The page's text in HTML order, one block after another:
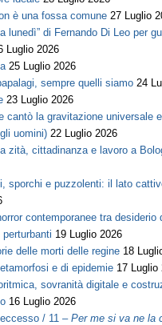
è una fossa comune 27 Luglio
lunedì” di Fernando Di Leo per
Luglio 2026
25 Luglio 2026
sempre quelli siamo 24
23 Luglio 2026
cantò la gravitazione universale
uomini) 22 Luglio 2026
zità, cittadinanza e lavoro a
sporchi e puzzolenti: il lato
contemporanee tra desiderio
19 Luglio 2026
delle morti delle regine 18
e di epidemie 17 Luglio
sovranità digitale e
16 Luglio 2026
/ 11 –Per me si va ne la